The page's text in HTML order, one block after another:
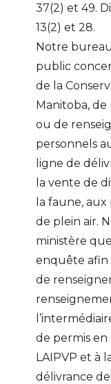
37(2) et 49.
13(2) et 28.
Notre
public
de la
Manitoba,
ou de
personnels
ligne de
la vente de
la faune,
de plein air.
ministère
enquête afin
de
de permis
LAIPVP et à
délivrance